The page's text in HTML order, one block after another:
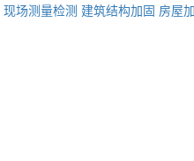
现场测量检测 建筑结构加固 房屋